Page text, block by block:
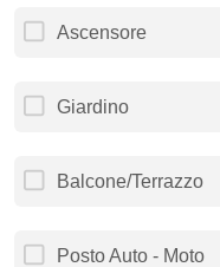
Ascensore
Giardino
Balcone/Terrazzo
Posto Auto - Moto